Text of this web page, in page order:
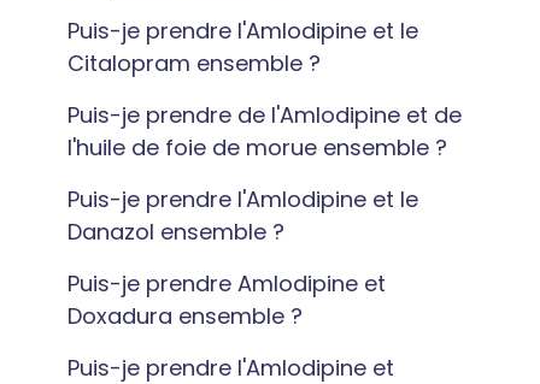
Puis-je prendre l'Amlodipine et le
Citalopram ensemble ?
Puis-je prendre de l'Amlodipine et de
l'huile de foie de morue ensemble ?
Puis-je prendre l'Amlodipine et le
Danazol ensemble ?
Puis-je prendre Amlodipine et
Doxadura ensemble ?
Puis-je prendre l'Amlodipine et